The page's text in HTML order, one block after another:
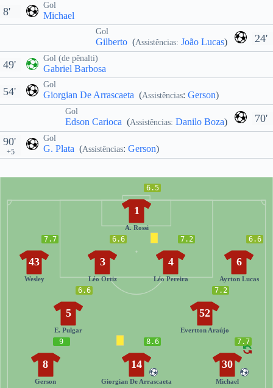
Gol
Michael
8'
24'
Gol
Gilberto (Assistências: João Lucas)
Gol (de pênalti)
Gabriel Barbosa
49'
Gol
Giorgian De Arrascaeta (Assistências: Gerson)
54'
70'
Gol
Edson Carioca (Assistências: Danilo Boza)
Gol
G. Plata (Assistências: Gerson)
90'
+5
6.5
1
A. Rossi
6.6
6
Ayrton Lucas
7.2
4
Léo Pereira
6.6
3
Léo Ortiz
7.7
43
Wesley
7.2
52
Evertton Araújo
6.6
5
E. Pulgar
7.7
30
Michael
8.6
14
Giorgian De Arrascaeta
9
8
Gerson